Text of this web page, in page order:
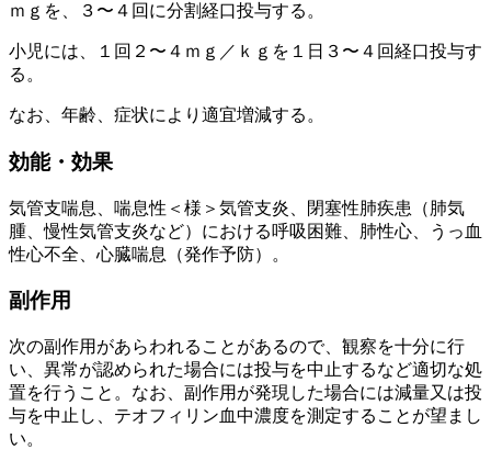
ｍｇを、３〜４回に分割経口投与する。
小児には、１回２〜４ｍｇ／ｋｇを１日３〜４回経口投与す
る。
なお、年齢、症状により適宜増減する。
効能・効果
気管支喘息、喘息性＜様＞気管支炎、閉塞性肺疾患（肺気
腫、慢性気管支炎など）における呼吸困難、肺性心、うっ血
性心不全、心臓喘息（発作予防）。
副作用
次の副作用があらわれることがあるので、観察を十分に行
い、異常が認められた場合には投与を中止するなど適切な処
置を行うこと。なお、副作用が発現した場合には減量又は投
与を中止し、テオフィリン血中濃度を測定することが望まし
い。